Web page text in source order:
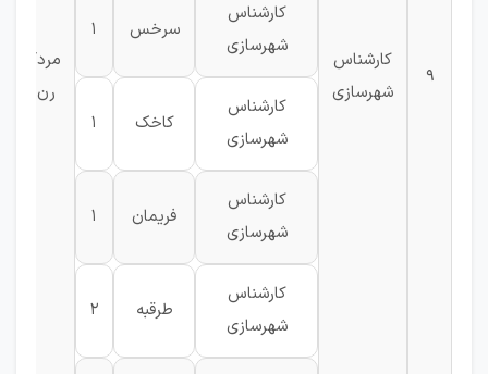
9
کارشناس
شهرسازی
مرد/
رن
کارشناس
شهرسازی
سرخس 1
کارشناس
شهرسازی
کاخک 1
کارشناس
شهرسازی
فریمان 1
کارشناس
شهرسازی
طرقبه 2